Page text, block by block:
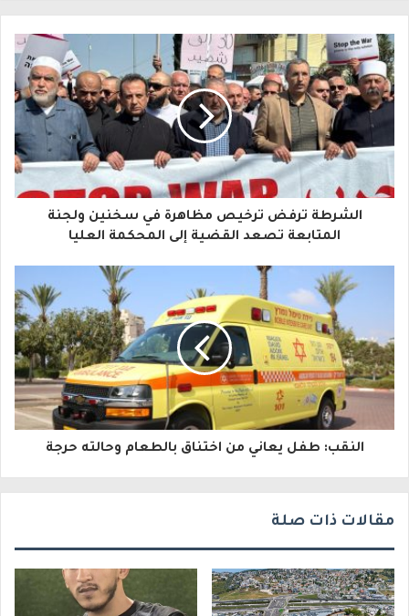
ب
ر
ي
ا
إ
ت
ر
الشرطة ترفض ترخيص مظاهرة في سخنين ولجنة
المتابعة تصعد القضية إلى المحكمة العليا
النقب: طفل يعاني من اختناق بالطعام وحالته حرجة
مقالات ذات صلة